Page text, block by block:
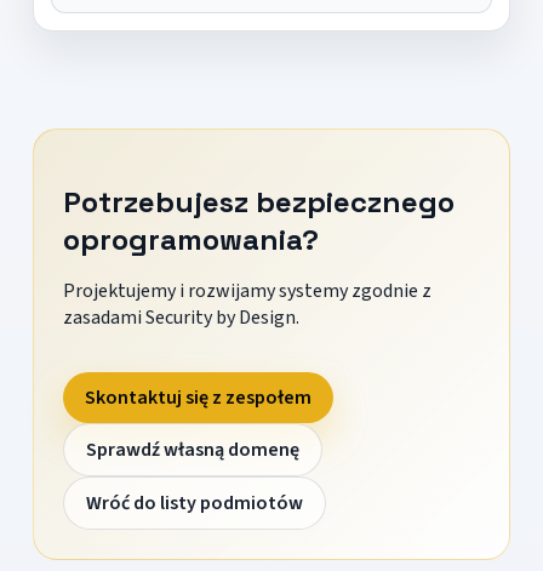
Potrzebujesz bezpiecznego
oprogramowania?
Projektujemy i rozwijamy systemy zgodnie z
zasadami Security by Design.
Skontaktuj się z zespołem
Sprawdź własną domenę
Wróć do listy podmiotów